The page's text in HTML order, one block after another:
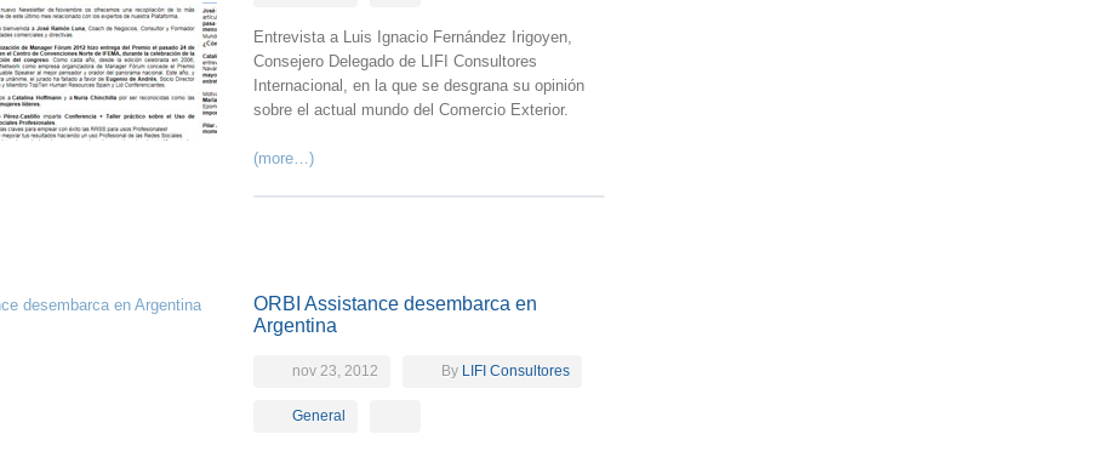
Entrevista a Luis Ignacio Fernández Irigoyen,
Consejero Delegado de LIFI Consultores
Internacional, en la que se desgrana su opinión
sobre el actual mundo del Comercio Exterior.
(more…)
ORBI Assistance desembarca en
Argentina
nov 23, 2012 By LIFI Consultores
General